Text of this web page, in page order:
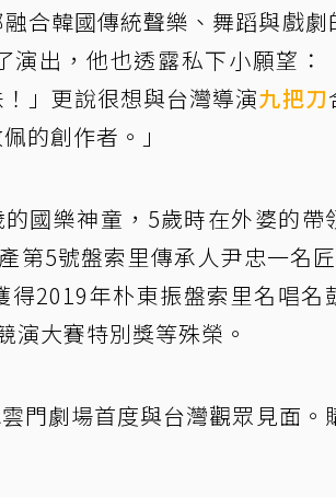
合韓國傳統聲樂、舞蹈與戲
演出，他也透露私下小願望：
」更說很想與台灣導演九把刀
的創作者。」
國樂神童，5歲時在外婆的帶
第5號盤索里傳承人尹忠一名
2019年朴東振盤索里名唱名
演大賽特別獎等殊榮。
門劇場首度與台灣觀眾見面